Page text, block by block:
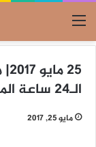
القائمة
الـ24 ساعة الماضية
مايو 25, 2017